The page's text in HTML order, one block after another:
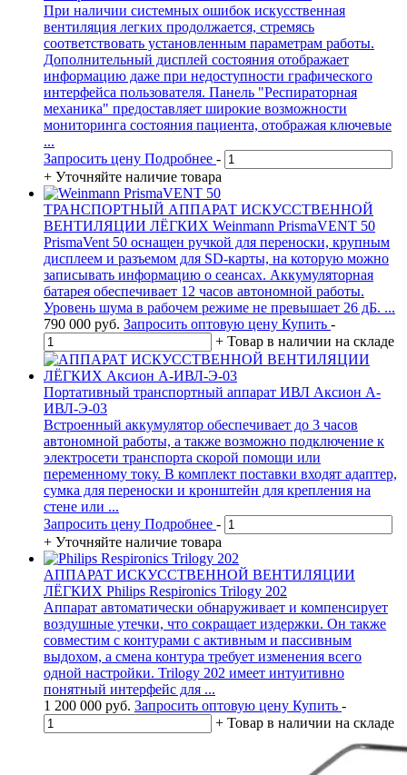
При наличии системных ошибок искусственная
вентиляция легких продолжается, стремясь
соответствовать установленным параметрам работы.
Дополнительный дисплей состояния отображает
информацию даже при недоступности графического
интерфейса пользователя. Панель "Респираторная
механика" предоставляет широкие возможности
мониторинга состояния пациента, отображая ключевые
...
Запросить цену Подробнее -
+ Уточняйте наличие товара
ТРАНСПОРТНЫЙ АППАРАТ ИСКУССТВЕННОЙ
ВЕНТИЛЯЦИИ ЛЁГКИХ Weinmann PrismaVENT 50
PrismaVent 50 оснащен ручкой для переноски, крупным
дисплеем и разъемом для SD-карты, на которую можно
записывать информацию о сеансах. Аккумуляторная
батарея обеспечивает 12 часов автономной работы.
Уровень шума в рабочем режиме не превышает 26 дБ. ...
790 000 руб. Запросить оптовую цену Купить -
+ Товар в наличии на складе
Портативный транспортный аппарат ИВЛ Аксион А-
ИВЛ-Э-03
Встроенный аккумулятор обеспечивает до 3 часов
автономной работы, а также возможно подключение к
электросети транспорта скорой помощи или
переменному току. В комплект поставки входят адаптер,
сумка для переноски и кронштейн для крепления на
стене или ...
Запросить цену Подробнее -
+ Уточняйте наличие товара
АППАРАТ ИСКУССТВЕННОЙ ВЕНТИЛЯЦИИ
ЛЁГКИХ Philips Respironics Trilogy 202
Аппарат автоматически обнаруживает и компенсирует
воздушные утечки, что сокращает издержки. Он также
совместим с контурами с активным и пассивным
выдохом, а смена контура требует изменения всего
одной настройки. Trilogy 202 имеет интуитивно
понятный интерфейс для ...
1 200 000 руб. Запросить оптовую цену Купить -
+ Товар в наличии на складе